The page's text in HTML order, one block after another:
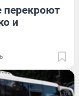
перекроют
и